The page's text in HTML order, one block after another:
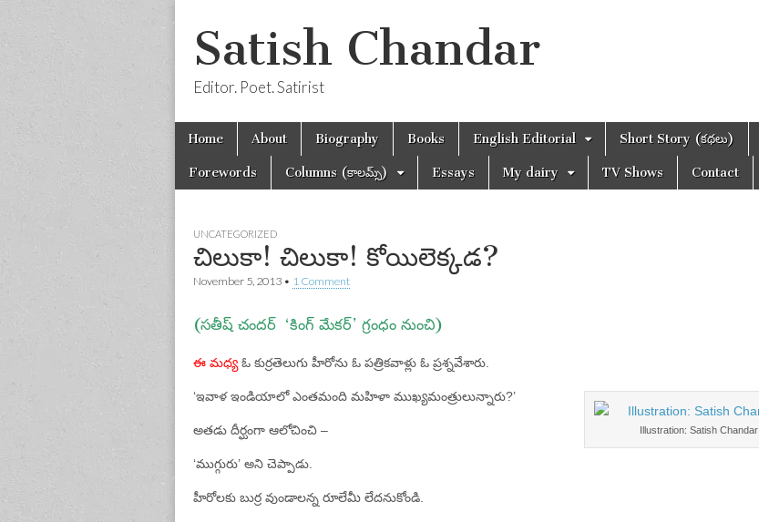
Satish Chandar
Editor. Poet. Satirist
Main
Skip
content
Home About Biography Books English Editorial Short Story (కథలు)
Forewords Columns (కాలమ్స్) Essays My dairy TV Shows Contact
UNCATEGORIZED
చిలుకా! చిలుకా! కోయిలెక్కడ?
November 5, 2013 • 1 Comment
(సతీష్ చందర్ ‘కింగ్ మేకర్’ గ్రంధం నుంచి)
ఈ మధ్య ఓ కుర్రతెలుగు హీరోను ఓ పత్రికవాళ్లు ఓ ప్రశ్నవేశారు.
Illustration: Satish Chandar
‘ఇవాళ ఇండియాలో ఎంతమంది మహిళా ముఖ్యమంత్రులున్నారు?’
అతడు దీర్ఘంగా ఆలోచించి –
‘ముగ్గురు’ అని చెప్పాడు.
హీరోలకు బుర్ర వుండాలన్న రూలేమీ లేదనుకోండి.